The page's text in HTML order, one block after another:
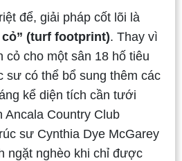
để, giải pháp cốt lõi là
(turf footprint). Thay vì
cỏ cho một sân 18 hố tiêu
sư có thể bổ sung thêm các
kể diện tích cần tưới
Ancala Country Club
sư Cynthia Dye McGarey
ngặt nghèo khi chỉ được